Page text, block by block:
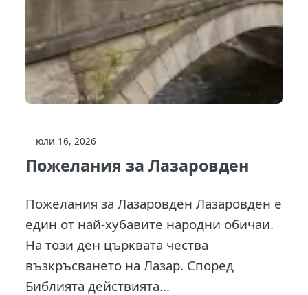
юли 16, 2026
Пожелания за Лазаровден
Пожелания за Лазаровден Лазаровден е
един от най-хубавите народни обичаи.
На този ден църквата чества
възкръсването на Лазар. Според
Библията действията...